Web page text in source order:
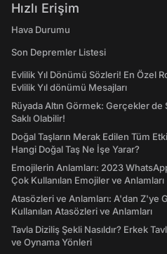
Hızlı Erişim
Hava Durumu
Son Depremler Listesi
Evlilik Yıl Dönümü Sözleri! En Özel
Evlilik Yıl dönümü Mesajları
Rüyada Altın Görmek: Gerçekler de
Saklı Olabilir!
Doğal Taşların Merak Edilen Tüm
Hangi Doğal Taş Ne İşe Yarar?
Emojilerin Anlamları: 2023
Çok Kullanılan Emojiler ve Anlamları
Atasözleri ve Anlamları: A'dan Z'ye
Kullanılan Atasözleri ve Anlamları
Tavla Diziliş Şekli Nasıldır? Erkek
ve Oynama Yönleri